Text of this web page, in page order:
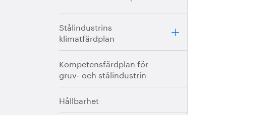
Stålindustrins
klimatfärdplan
Kompetensfärdplan för
gruv- och stålindustrin
Hållbarhet